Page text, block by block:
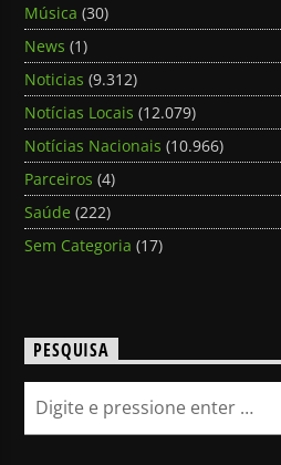
Música (30)
News (1)
Noticias (9.312)
Notícias Locais (12.079)
Notícias Nacionais (10.966)
Parceiros (4)
Saúde (222)
Sem Categoria (17)
PESQUISA